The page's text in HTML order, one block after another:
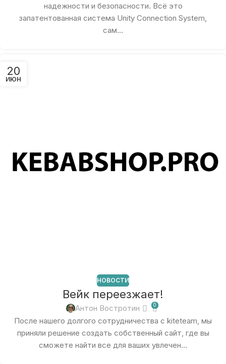
надежности и безопасности. Всё это
запатентованная система Unity Connection System,
сам...
20
ИЮН
НОВОСТИ
Вейк переезжает!
Антон Востротин 0
После нашего долгого сотрудничества с kiteteam, мы
приняли решение создать собственный сайт, где вы
сможете найти все для ваших увлечен...